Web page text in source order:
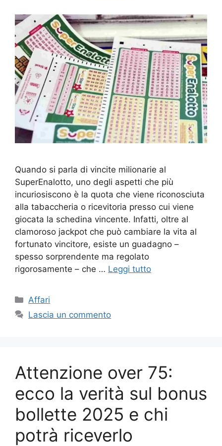
Quando si parla di vincite milionarie al
SuperEnalotto, uno degli aspetti che più
incuriosiscono è la quota che viene riconosciuta
alla tabaccheria o ricevitoria presso cui viene
giocata la schedina vincente. Infatti, oltre al
clamoroso jackpot che può cambiare la vita al
fortunato vincitore, esiste un guadagno –
spesso sorprendente ma regolato
rigorosamente – che … Leggi tutto
Categorie
Affari
Lascia un commento
Attenzione over 75:
ecco la verità sul bonus
bollette 2025 e chi
potrà riceverlo